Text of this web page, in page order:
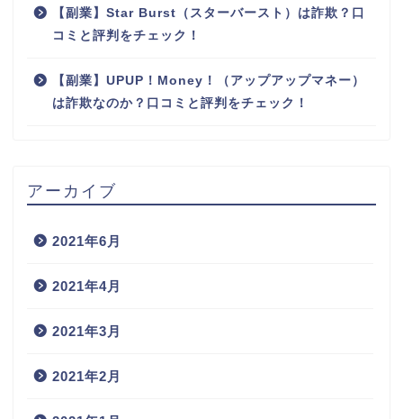
【副業】Star Burst（スターバースト）は詐欺？口
コミと評判をチェック！
【副業】UPUP！Money！（アップアップマネー）
は詐欺なのか？口コミと評判をチェック！
アーカイブ
2021年6月
2021年4月
2021年3月
2021年2月